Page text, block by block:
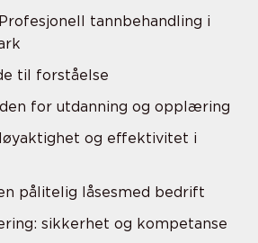
tannbehandling i
til forståelse
for utdanning og opplæring
og effektivitet i
pålitelig låsesmed bedrift
sikkerhet og kompetanse